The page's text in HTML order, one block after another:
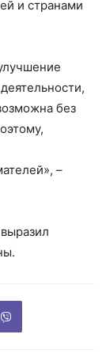
и странами
без
–